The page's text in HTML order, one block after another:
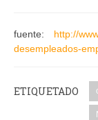
fuente: http://
desempleados-
ETIQUETADO